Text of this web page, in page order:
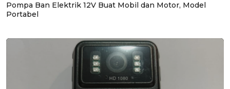
Pompa Ban Elektrik 12V Buat Mobil dan Motor, Model
Portabel